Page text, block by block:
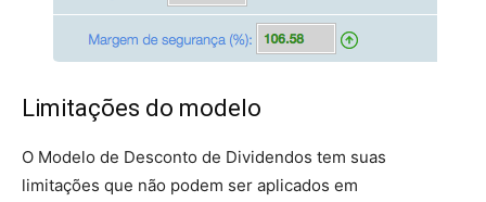
Limitações do modelo
O Modelo de Desconto de Dividendos tem suas
limitações que não podem ser aplicados em